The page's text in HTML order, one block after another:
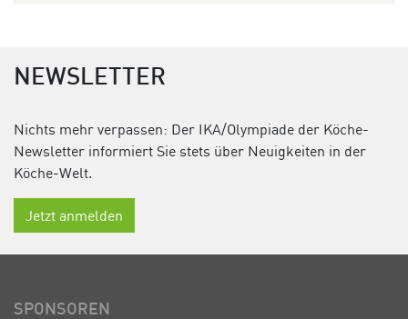
NEWSLETTER
Nichts mehr verpassen: Der IKA/Olympiade der Köche-
Newsletter informiert Sie stets über Neuigkeiten in der
Köche-Welt.
Jetzt anmelden
SPONSOREN